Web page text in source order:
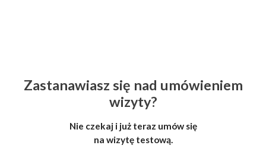
Zastanawiasz się nad umówieniem
wizyty?
Nie czekaj i już teraz umów się
na wizytę testową.